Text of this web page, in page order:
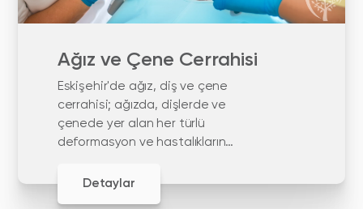
Ağız ve Çene Cerrahisi
Eskişehir'de ağız, diş ve çene
cerrahisi; ağızda, dişlerde ve
çenede yer alan her türlü
deformasyon ve hastalıkların
hekimliği dalıdır.
Detaylar